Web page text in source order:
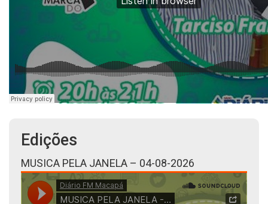
Edições
MUSICA PELA JANELA – 04-08-2026